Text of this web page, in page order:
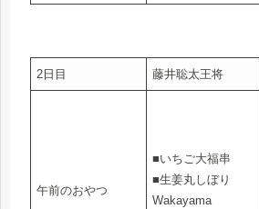
2日目 藤井聡太王将
午前のおやつ
■いちご大福串
■生姜丸しぼり
Wakayama